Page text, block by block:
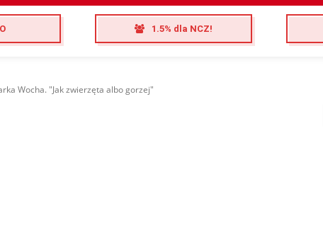
1.5% dla NCZ!
Wocha. "Jak zwierzęta albo gorzej"